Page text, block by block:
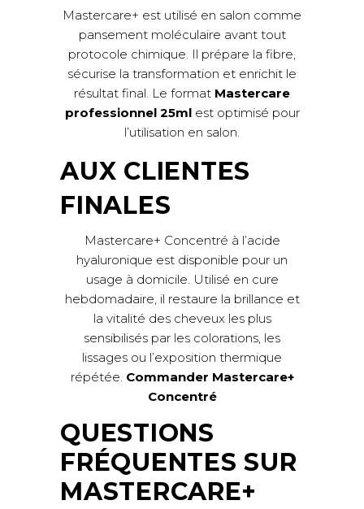
Mastercare+ est utilisé en salon comme
pansement moléculaire avant tout
protocole chimique. Il prépare la fibre,
sécurise la transformation et enrichit le
résultat final. Le format Mastercare
professionnel 25mlest optimisé pour
l’utilisation en salon.
AUX CLIENTES
FINALES
Mastercare+ Concentré à l’acide
hyaluronique est disponible pour un
usage à domicile. Utilisé en cure
hebdomadaire, il restaure la brillance et
la vitalité des cheveux les plus
sensibilisés par les colorations, les
lissages ou l’exposition thermique
répétée. Commander Mastercare+
Concentré
QUESTIONS
FRÉQUENTES SUR
MASTERCARE+